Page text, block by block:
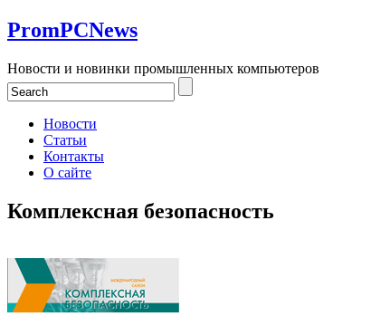
PromPCNews
Новости и новинки промышленных компьютеров
Новости
Статьи
Контакты
О сайте
Комплексная безопасность